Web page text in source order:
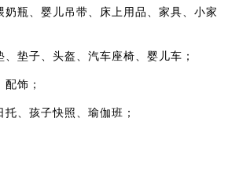
奶瓶、婴儿吊带、床上用品、家具、小家
垫子、头盔、汽车座椅、婴儿车；
饰；
、孩子快照、瑜伽班；